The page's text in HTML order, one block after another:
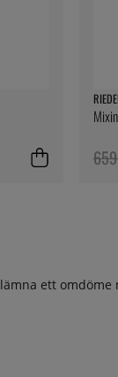
ett omdöme